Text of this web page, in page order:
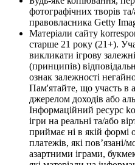
фотографічних творів та/
правовласника Getty
Матеріали сайту
старше 21 року (21+).
викликати ігрову
(принципів)
ознак залежності
Пам'ятайте, що участь в
джерелом доходів або
Інформаційний ресурс
ігри на реальні та/або
приймає ні в якій формі
платежів, які пов’язані/
азартними іграми,